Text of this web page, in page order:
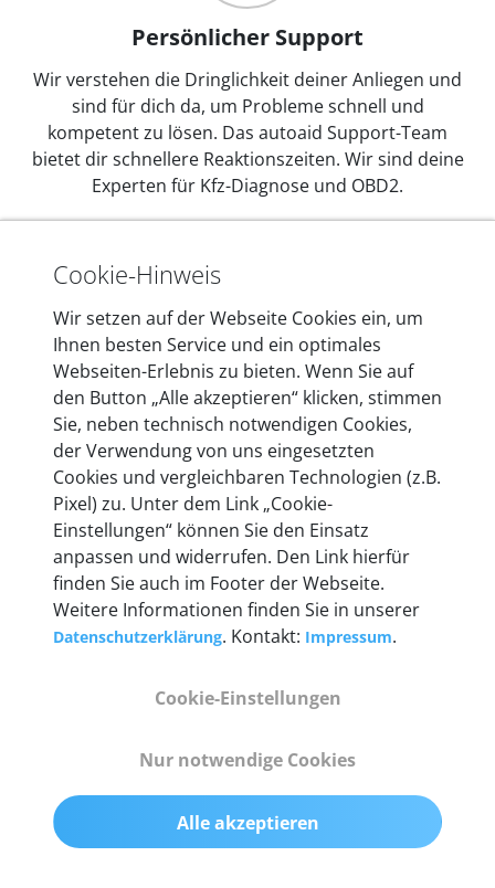
Persönlicher Support
Wir verstehen die Dringlichkeit deiner Anliegen und
sind für dich da, um Probleme schnell und
kompetent zu lösen. Das autoaid Support-Team
bietet dir schnellere Reaktionszeiten. Wir sind deine
Experten für Kfz-Diagnose und OBD2.
Mehr als 10 Jahre Erfahrung
In den Kfz-Diagnosegeräten von autoaid stecken
mehr als 10 Jahre Erfahrung, und auch in Zukunft
entwickeln wir unsere Produkte am Standort in
Berlin laufend weiter. Auf diese Qualität vertrauen
heute mehr als 60.000 Privatkunden und
Unternehmen.
Technische Details &
Lieferumfang
Abmessungen
Cookie-Hinweis
Wir setzen auf der Webseite Cookies ein, um
Ihnen besten Service und ein optimales
Webseiten-Erlebnis zu bieten. Wenn Sie auf
den Button „Alle akzeptieren“ klicken, stimmen
Sie, neben technisch notwendigen Cookies,
der Verwendung von uns eingesetzten
Cookies und vergleichbaren Technologien (z.B.
Pixel) zu. Unter dem Link „Cookie-
Einstellungen“ können Sie den Einsatz
anpassen und widerrufen. Den Link hierfür
finden Sie auch im Footer der Webseite.
Weitere Informationen finden Sie in unserer
Datenschutzerklärung. Kontakt: Impressum.
Cookie-Einstellungen
Nur notwendige Cookies
Alle akzeptieren